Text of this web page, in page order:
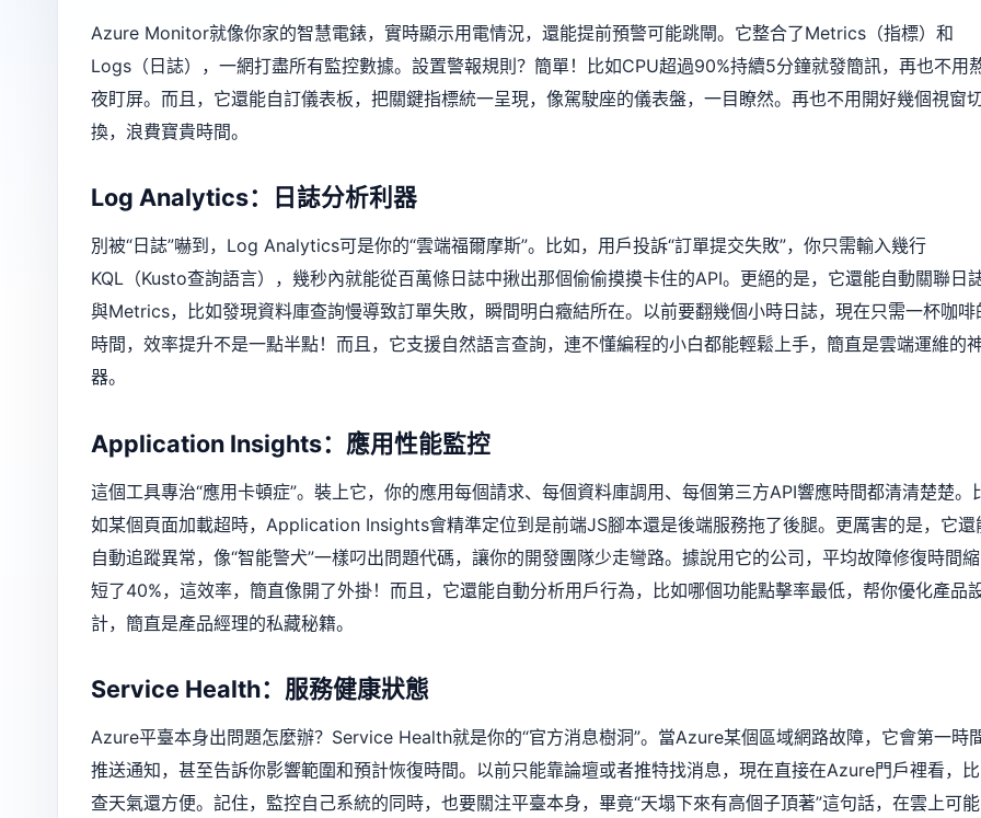
Azure Monitor就像你家的智慧電錶，實時顯示用電情況，還能提前預警可能跳閘。它整合了Metrics（指標）和
Logs（日誌），一網打盡所有監控數據。設置警報規則？簡單！比如CPU超過90%持續5分鐘就發簡訊，再也不用
夜盯屏。而且，它還能自訂儀表板，把關鍵指標統一呈現，像駕駛座的儀表盤，一目瞭然。再也不用開好幾個視窗
換，浪費寶貴時間。
Log Analytics：日誌分析利器
別被“日誌”嚇到，Log Analytics可是你的“雲端福爾摩斯”。比如，用戶投訴“訂單提交失敗”，你只需輸入幾行
KQL（Kusto查詢語言），幾秒內就能從百萬條日誌中揪出那個偷偷摸摸卡住的API。更絕的是，它還能自動關聯日
與Metrics，比如發現資料庫查詢慢導致訂單失敗，瞬間明白癥結所在。以前要翻幾個小時日誌，現在只需一杯咖啡
時間，效率提升不是一點半點！而且，它支援自然語言查詢，連不懂編程的小白都能輕鬆上手，簡直是雲端運維的
器。
Application Insights：應用性能監控
這個工具專治“應用卡頓症”。裝上它，你的應用每個請求、每個資料庫調用、每個第三方API響應時間都清清楚楚。
如某個頁面加載超時，Application Insights會精準定位到是前端JS腳本還是後端服務拖了後腿。更厲害的是，它還
自動追蹤異常，像“智能警犬”一樣叼出問題代碼，讓你的開發團隊少走彎路。據說用它的公司，平均故障修復時間縮
短了40%，這效率，簡直像開了外掛！而且，它還能自動分析用戶行為，比如哪個功能點擊率最低，帮你優化產品
計，簡直是產品經理的私藏秘籍。
Service Health：服務健康狀態
Azure平臺本身出問題怎麼辦？Service Health就是你的“官方消息樹洞”。當Azure某個區域網路故障，它會第一時
推送通知，甚至告訴你影響範圍和預計恢復時間。以前只能靠論壇或者推特找消息，現在直接在Azure門戶裡看，比
查天氣還方便。記住，監控自己系統的同時，也要關注平臺本身，畢竟“天塌下來有高個子頂著”這句話，在雲上可能